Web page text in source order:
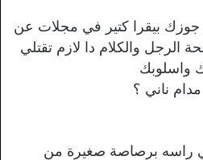
جوزك بيقرا كتير في مجلات عن
الرجل والكلام دا لازم تقتلي
واسلوبك
ناني ؟
راسه برصاصة صغيرة من